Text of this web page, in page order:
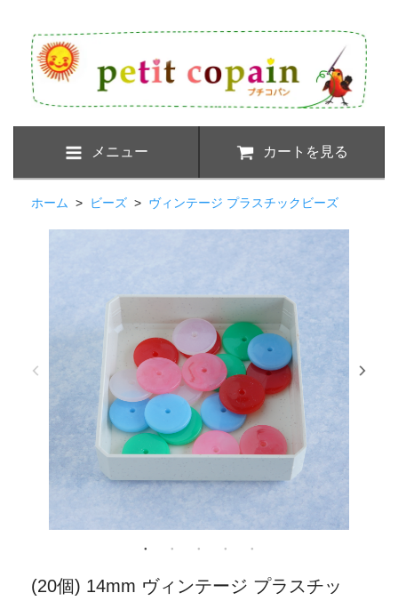
メニュー カートを見る
ホーム > ビーズ > ヴィンテージ プラスチックビーズ
(20個) 14mm ヴィンテージ プラスチッ